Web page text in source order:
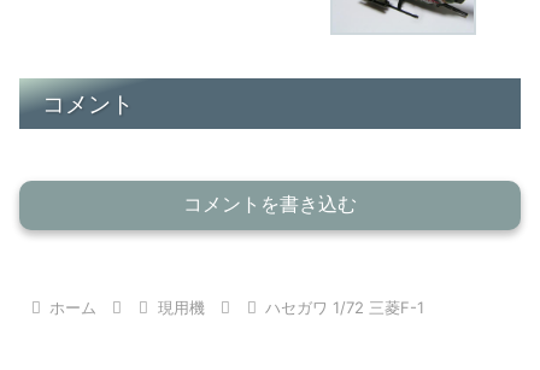
コメント
コメントを書き込む
ホーム 現用機 ハセガワ 1/72 三菱F-1